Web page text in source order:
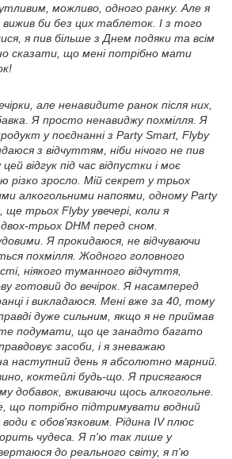
можливо, одного ранку. Але я
би без цих таблеток. І з того
я пив більше з Днем подяки та всім
сказати, що мені потрібно мати
але ненавидите ранок після них,
Я просто ненавиджу похмілля. Я
у поєднанні з Party Smart, Flyby
з відчуттям, ніби нічого не пив
відгук під час відпустки і моє
різко зросло. Мій секрет у трьох
алкогольними напоями, одному Party
трьох Flyby увечері, коли я
трьох DHM перед сном.
Я прокидаюся, не відчуваючи
похмілля. Жодного головного
ніякого туманного відчуття,
готовий до вечірок. Я насамперед
і викладаюся. Мені вже за 40, тому
дуже сильним, якщо я не приймав
подумати, що це занадто багато
засоби, і я зневажаю
наступний день я абсолютно марний.
коктейлі будь-що. Я присягаюся
добавок, вживаючи щось алкогольне.
потрібно підтримувати водний
є обов'язковим. Рідина IV плюс
чудеса. Я п'ю так лише у
до реального світу, я п'ю